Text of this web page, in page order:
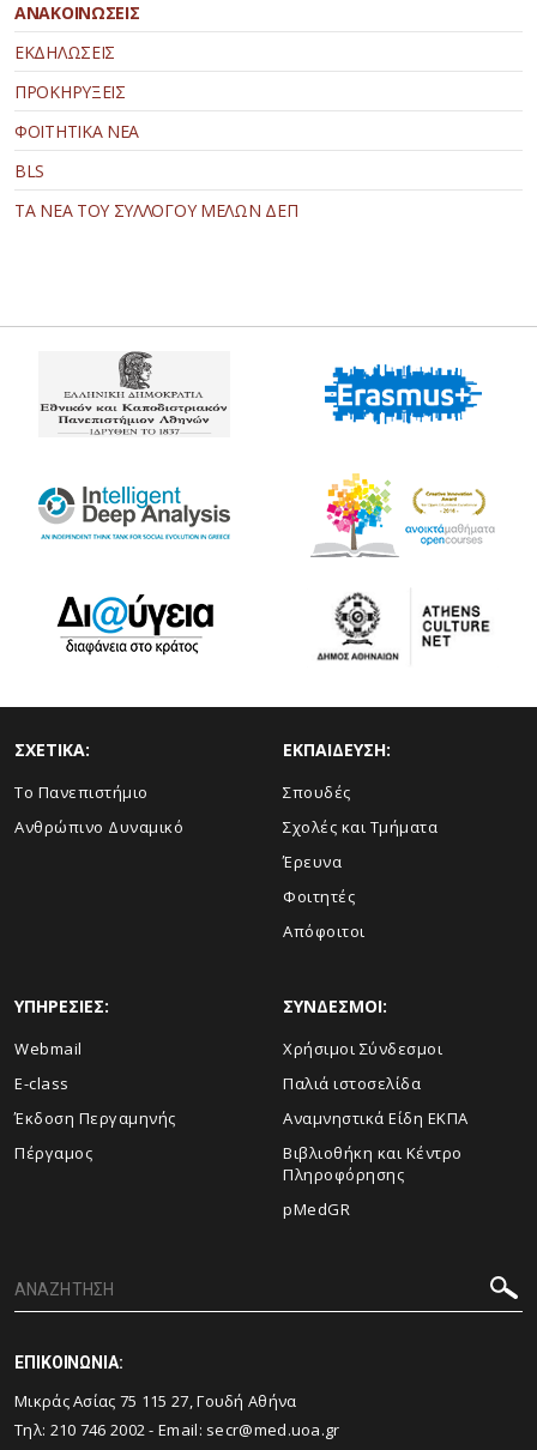
ΑΝΑΚΟΙΝΩΣΕΙΣ
ΕΚΔΗΛΩΣΕΙΣ
ΠΡΟΚΗΡΥΞΕΙΣ
ΦΟΙΤΗΤΙΚΑ ΝΕΑ
BLS
ΤΑ ΝΕΑ ΤΟΥ ΣΥΛΛΟΓΟΥ ΜΕΛΩΝ ΔΕΠ
ΣΧΕΤΙΚΑ:
Το Πανεπιστήμιο
Ανθρώπινο Δυναμικό
ΕΚΠΑΙΔΕΥΣΗ:
Σπουδές
Σχολές και Τμήματα
Έρευνα
Φοιτητές
Απόφοιτοι
ΥΠΗΡΕΣΙΕΣ:
Webmail
E-class
Έκδοση Περγαμηνής
Πέργαμος
ΣΥΝΔΕΣΜΟΙ:
Χρήσιμοι Σύνδεσμοι
Παλιά ιστοσελίδα
Αναμνηστικά Είδη ΕΚΠΑ
Βιβλιοθήκη και Κέντρο
Πληροφόρησης
pMedGR
ΕΠΙΚΟΙΝΩΝΙΑ:
Μικράς Ασίας 75 115 27, Γουδή Αθήνα
Τηλ: 210 746 2002 - Email: secr@med.uoa.gr